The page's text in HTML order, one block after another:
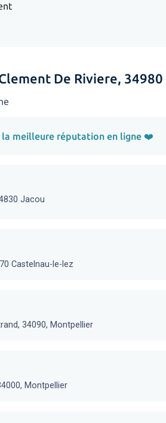
De Riviere, 34980
la meilleure réputation en ligne ❤️
Jacou
Castelnau-le-lez
34090, Montpellier
Montpellier